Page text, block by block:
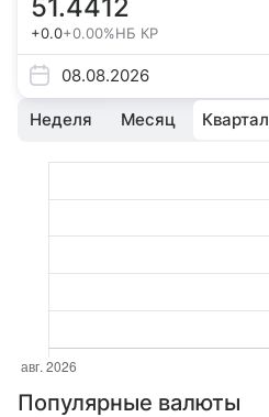
51.4412
+0.0+0.00%НБ КР
08.08.2026
Неделя Месяц Квартал
Популярные валюты